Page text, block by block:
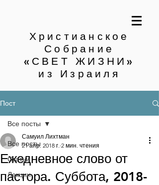
Христианское
Собрание
«СВЕТ ЖИЗНИ»
из Израиля
Пост
Все посты
Статьи
Лекции
Все посты
Ежедневное слово от
пастора. Суббота, 2018-
Самуил Лихтман
21 апр. 2018 г. 2 мин. чтения